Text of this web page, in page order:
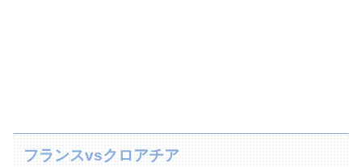
フランスvsクロアチア